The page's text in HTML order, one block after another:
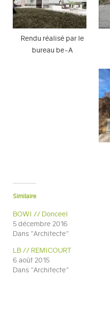
Rendu réalisé par le
bureau be-A
Similaire
BOWI // Donceel
5 décembre 2016
Dans "Architecte"
LB // REMICOURT
6 août 2015
Dans "Architecte"